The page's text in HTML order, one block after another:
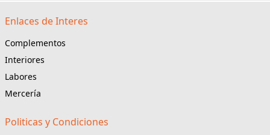
Enlaces de Interes
Complementos
Interiores
Labores
Mercería
Politicas y Condiciones